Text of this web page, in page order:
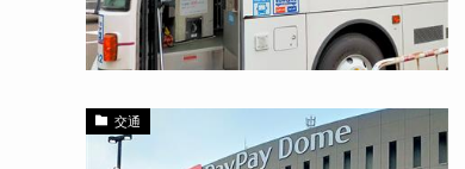
交通